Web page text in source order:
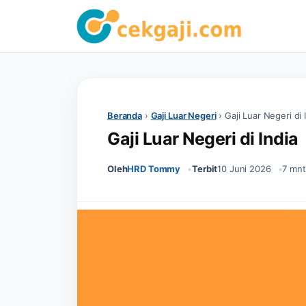
Beranda › Gaji Luar Negeri› Gaji Luar Negeri di
Gaji Luar Negeri di India
OlehHRD Tommy Terbit10 Juni 2026 7 mnt